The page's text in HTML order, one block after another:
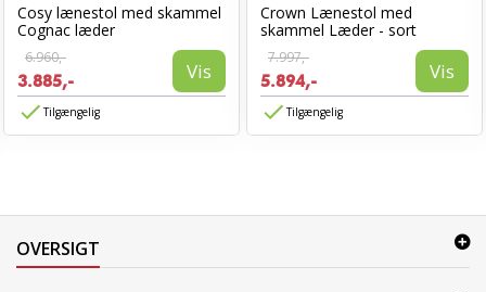
Cosy lænestol med skammel
Cognac læder
6.960,-
3.885,- Vis
Tilgængelig
Crown Lænestol med
skammel Læder - sort
7.997,-
5.894,- Vis
Tilgængelig
OVERSIGT